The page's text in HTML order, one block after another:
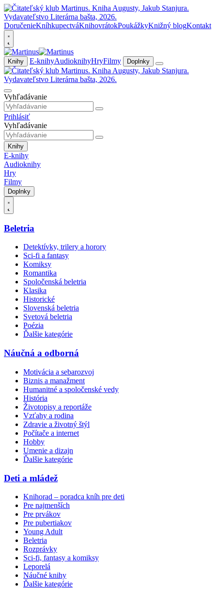
DoručenieKníhkupectváKnihovrátokPoukážkyKnižný blogKontakt
Knihy E-knihyAudioknihyHryFilmy Doplnky
Vyhľadávanie
Prihlásiť
Vyhľadávanie
Knihy
E-knihy
Audioknihy
Hry
Filmy
Doplnky
Beletria
Detektívky, trilery a horory
Sci-fi a fantasy
Komiksy
Romantika
Spoločenská beletria
Klasika
Historické
Slovenská beletria
Svetová beletria
Poézia
Ďalšie kategórie
Náučná a odborná
Motivácia a sebarozvoj
Biznis a manažment
Humanitné a spoločenské vedy
História
Životopisy a reportáže
Vzťahy a rodina
Zdravie a životný štýl
Počítače a internet
Hobby
Umenie a dizajn
Ďalšie kategórie
Deti a mládež
Knihorad – poradca kníh pre deti
Pre najmenších
Pre prvákov
Pre pubertiakov
Young Adult
Beletria
Rozprávky
Sci-fi, fantasy a komiksy
Leporelá
Náučné knihy
Ďalšie kategórie